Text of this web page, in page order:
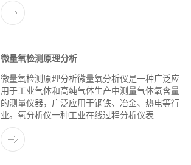
微量氧检测原理分析
微量氧检测原理分析微量氧分析仪是一种广泛应
用于工业气体和高纯气体生产中测量气体氧含量
的测量仪器，广泛应用于钢铁、冶金、热电等行
业。氧分析仪一种工业在线过程分析仪表